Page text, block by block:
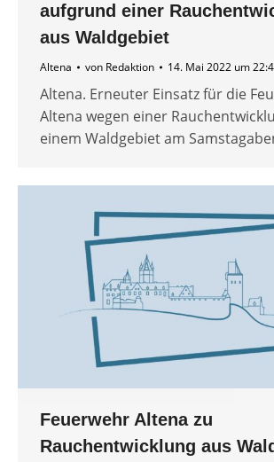
aufgrund einer
aus Waldgebiet
Altena von Redaktion 14. Mai 2022 um
Altena. Erneuter Einsatz für die
Altena wegen einer
einem Waldgebiet am
Feuerwehr Altena zu
Rauchentwicklung aus